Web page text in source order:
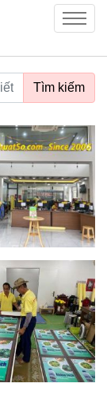
Menu
Tìm kiếm